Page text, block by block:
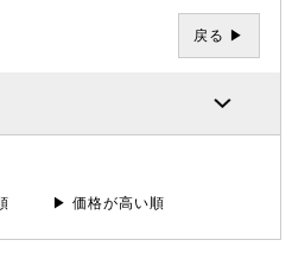
戻る ▶
▶ 価格が高い順